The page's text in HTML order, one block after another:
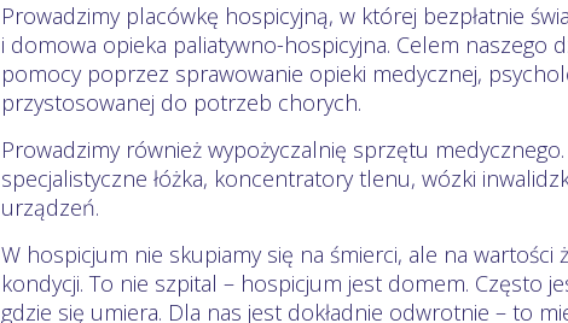
Prowadzimy placówkę hospicyjną, w której bezpłatnie
i domowa opieka paliatywno-hospicyjna. Celem naszego
pomocy poprzez sprawowanie opieki medycznej,
przystosowanej do potrzeb chorych.
Prowadzimy również wypożyczalnię sprzętu
specjalistyczne łóżka, koncentratory tlenu, wózki
urządzeń.
W hospicjum nie skupiamy się na śmierci, ale na wartości
kondycji. To nie szpital – hospicjum jest domem. Często
gdzie się umiera. Dla nas jest dokładnie odwrotnie – to